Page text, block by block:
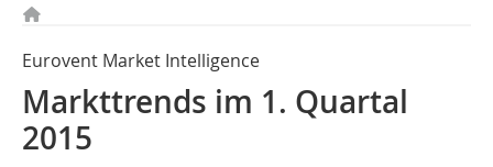
Eurovent Market Intelligence
Markttrends im 1. Quartal
2015